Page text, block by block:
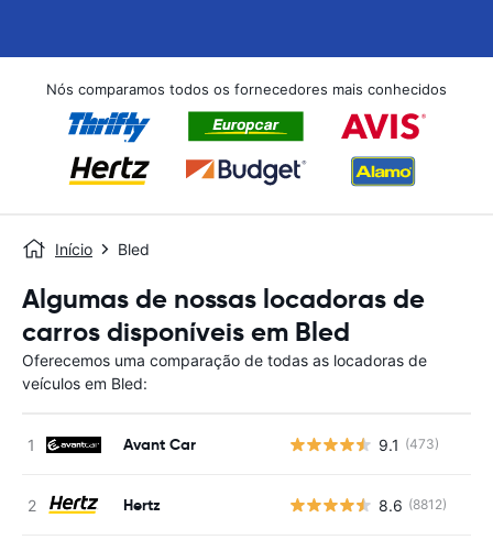
Nós comparamos todos os fornecedores mais conhecidos
Início Bled
Algumas de nossas locadoras de
carros disponíveis em Bled
Oferecemos uma comparação de todas as locadoras de
veículos em Bled:
Avant Car 9.1 (473)
Hertz 8.6 (8812)